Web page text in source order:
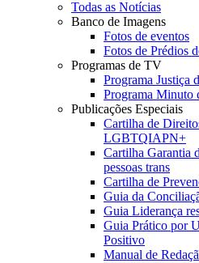
Todas as Notícias
Banco de Imagens
Fotos de eventos
Fotos de Prédios
Programas de TV
Programa Justiça
Programa Minuto
Publicações Especiais
Cartilha de
LGBTQIAPN+
Cartilha Garantia
pessoas trans
Cartilha de
Guia da
Guia Liderança
Guia Prático por
Positivo
Manual de